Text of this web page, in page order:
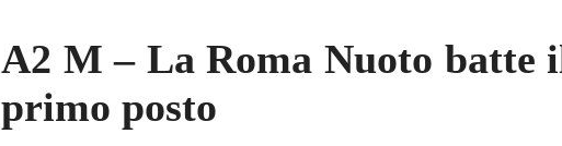
A2 M – La Roma Nuoto batte
primo posto